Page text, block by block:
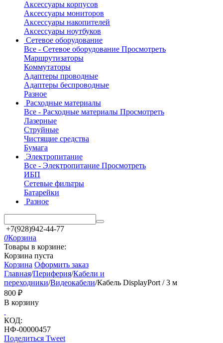
Аксессуары корпусов
Аксессуары мониторов
Аксессуары накопителей
Аксессуары ноутбуков
Сетевое оборудование
Все - Сетевое оборудование Просмотреть
Маршрутизаторы
Коммутаторы
Адаптеры проводные
Адаптеры беспроводные
Разное
Расходные материалы
Все - Расходные материалы Просмотреть
Лазерные
Струйные
Чистящие средства
Бумага
Электропитание
Все - Электропитание Просмотреть
ИБП
Сетевые фильтры
Батарейки
Разное
+7(928)942-44-77
0Корзина
Товары в корзине:
Корзина пуста
Корзина Оформить заказ
Главная/Периферия/Кабели и
переходники/Видеокабели/Кабель DisplayPort / 3 м
‍800‍ ₽
В корзину
КОД:
НФ-00000457
Поделиться Tweet